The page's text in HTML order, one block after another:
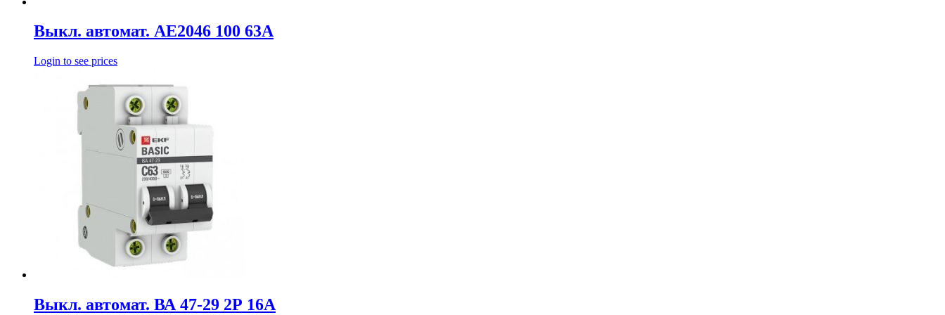
Выкл. автомат. АЕ2046 100 63А
Login to see prices
Выкл. автомат. ВА 47-29 2Р 16А